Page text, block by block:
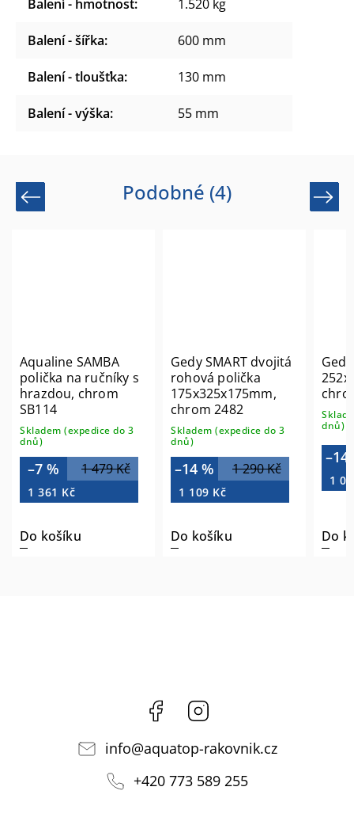
Balení - hmotnost: 1.520 kg
Balení - šířka: 600 mm
Balení - tloušťka: 130 mm
Balení - výška: 55 mm
Podobné (4)
Previous
Aqualine SAMBA
polička na ručníky s
hrazdou, chrom
SB114
Skladem (expedice do 3
dnů)
1 479 Kč
–7 %
1 361 Kč
Do košíku
Gedy SMART dvojitá
rohová polička
175x325x175mm,
chrom 2482
Skladem (expedice do 3
dnů)
1 290 Kč
–14 %
1 109 Kč
Do košíku
dnů)
–14
1
Do
Next
Facebook
info@aquatop-rakovnik.cz
+420 773 589 255